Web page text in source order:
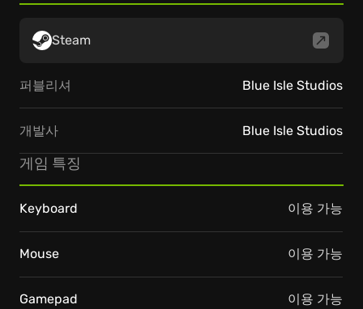
Steam
퍼블리셔 Blue Isle Studios
개발사 Blue Isle Studios
게임 특징
Keyboard 이용 가능
Mouse 이용 가능
Gamepad 이용 가능